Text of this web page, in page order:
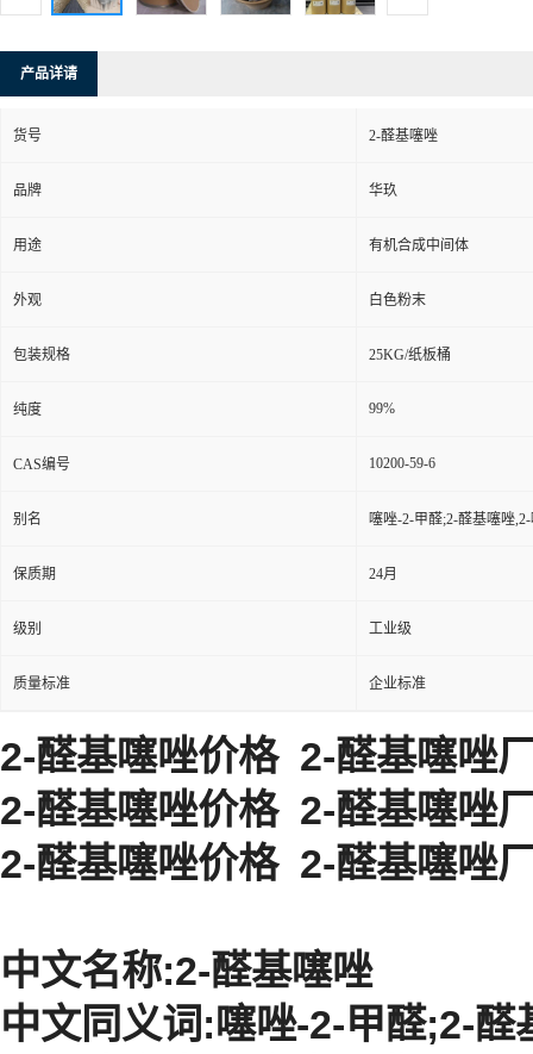
产品详请
货号 2-醛基噻唑
品牌 华玖
用途 有机合成中间体
外观 白色粉末
包装规格 25KG/纸板桶
纯度 99%
CAS编号 10200-59-6
别名 噻唑-2-甲醛;2-醛基噻唑
保质期 24月
级别 工业级
质量标准 企业标准
2-醛基噻唑价格 2-醛基噻唑
2-醛基噻唑价格 2-醛基噻唑
2-醛基噻唑价格 2-醛基噻唑
中文名称:2-醛基噻唑
中文同义词:噻唑-2-甲醛;2-醛